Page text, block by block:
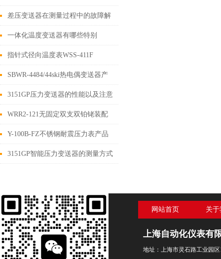
差压变送器在测量过程中的故障解
决方法和经验
一体化温度变送器有哪些特别
指针式径向温度表WSS-411F
SBWR-4484/44ski热电偶变送器产
品介绍
3151GP压力变送器的性能以及注意
事项
WRR2-121无固定双支双铂铑装配
式热电偶
Y-100B-FZ不锈钢耐震压力表产品
介绍
3151GP智能压力变送器的测量方式
网站首页 关
上海自动化仪表有
地址：上海市灵石路工业园区